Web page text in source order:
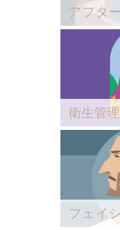
アフタ
衛生管
フェイ